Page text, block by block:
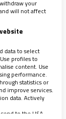
your
will not affect
data to select
profiles to
content. Use
performance.
statistics or
improve services.
data. Actively
to the USA.